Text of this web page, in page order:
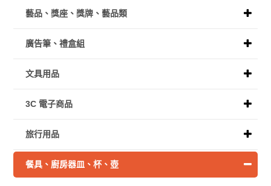
藝品、獎座、獎牌、藝品類
廣告筆、禮盒組
文具用品
3C 電子商品
旅行用品
餐具、廚房器皿、杯、壺